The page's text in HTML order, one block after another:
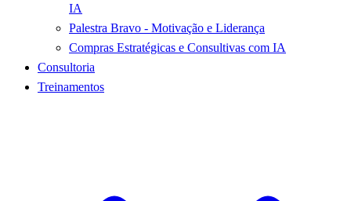
IA
Palestra Bravo - Motivação e Liderança
Compras Estratégicas e Consultivas com IA
Consultoria
Treinamentos